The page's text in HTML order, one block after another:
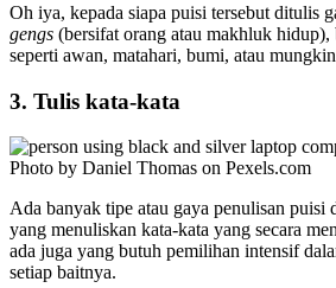
Oh iya, kepada siapa puisi tersebut ditulis
gengs (bersifat orang atau makhluk hidup),
seperti awan, matahari, bumi, atau
3. Tulis kata-kata
Photo by Daniel Thomas on Pexels.com
Ada banyak tipe atau gaya penulisan puisi
yang menuliskan kata-kata yang secara
ada juga yang butuh pemilihan intensif
setiap baitnya.